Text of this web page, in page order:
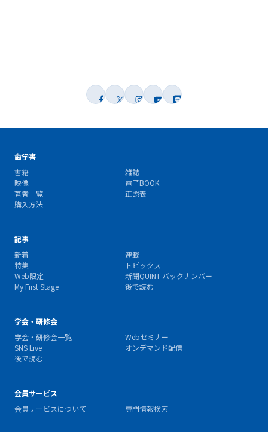
歯学書
書籍
雑誌
映像
電子BOOK
著者一覧
正誤表
購入方法
記事
新着
連載
特集
トピックス
Web限定
新聞QUINT バックナンバー
My First Stage
後で読む
学会・研修会
学会・研修会一覧
Webセミナー
SNS Live
オンデマンド配信
後で読む
会員サービス
会員サービスについて
専門情報検索